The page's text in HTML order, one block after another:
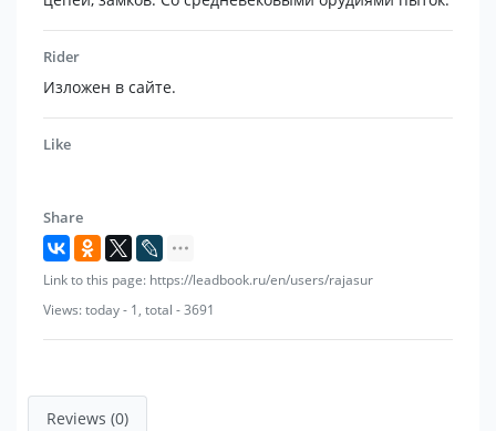
Rider
Изложен в сайте.
Like
Share
Link to this page: https://leadbook.ru/en/users/rajasur
Views: today - 1, total - 3691
Reviews (0)